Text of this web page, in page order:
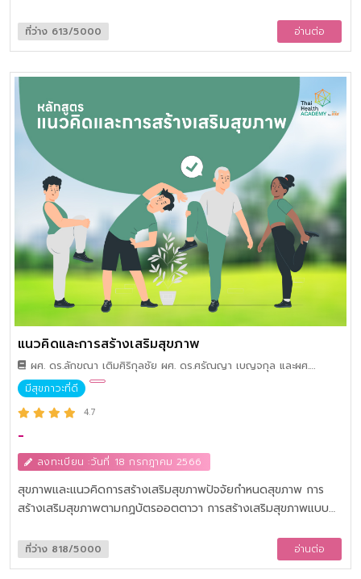
เข้าใจอาการของโรค ความก้าวหน้าของโรคและการรักษา ภาพรวมและ
รายละเอียดของโปรแกรม RDAD การออกแบบการใช้โปรแกรม
ที่ว่าง 613/5000 อ่านต่อ
แนวคิดและการสร้างเสริมสุขภาพ
ผศ. ดร.ลักขณา เติมศิริกุลชัย ผศ. ดร.ศรัณญา เบญจกุล และผศ.
ดร.ภรณี วัฒนสมบูรณ์
มีสุขภาวะที่ดี
4.7
-
ลงทะเบียน :วันที่ 18 กรกฎาคม 2566
สุขภาพและแนวคิดการสร้างเสริมสุขภาพปัจจัยกำหนดสุขภาพ การ
สร้างเสริมสุขภาพตามกฏบัตรออตตาวา การสร้างเสริมสุขภาพแบบ
ภาพแบบ สสส. (Thai Health Model) กรณีศึกษาเรียนรู้เชื่อมโยง
ประสบการณ์การทำงานสร้างเสริมสุขภาพผ่านกรณีศึกษา
ที่ว่าง 818/5000 อ่านต่อ